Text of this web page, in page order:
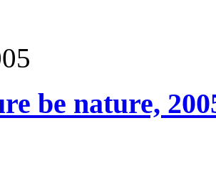
be nature,